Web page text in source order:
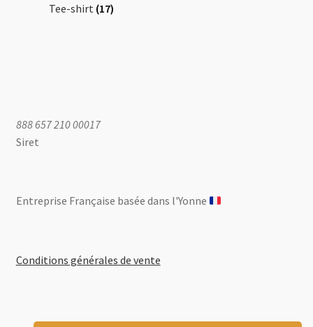
Tee-shirt (17)
888 657 210 00017
Siret
Entreprise Française basée dans l'Yonne ​
Conditions générales de vente